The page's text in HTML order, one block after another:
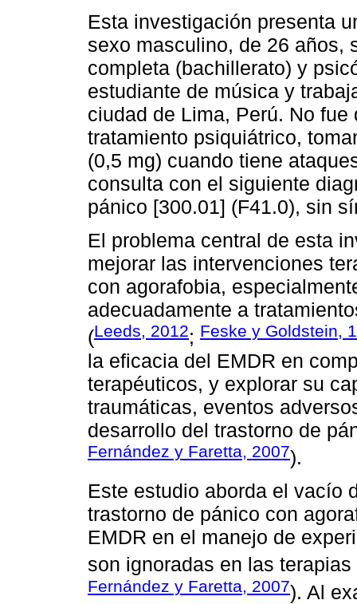
Esta investigación presenta
sexo masculino, de 26 años,
completa (bachillerato) y
estudiante de música y
ciudad de Lima, Perú. No
tratamiento psiquiátrico,
(0,5 mg) cuando tiene
consulta con el siguiente
pánico [300.01] (F41.0), sin
El problema central de esta
mejorar las intervenciones
con agorafobia,
adecuadamente a
(Leeds, 2012; Feske y Goldstein,
la eficacia del EMDR en
terapéuticos, y explorar su
traumáticas, eventos
desarrollo del trastorno de
Fernández y Faretta, 2007).
Este estudio aborda el vacío
trastorno de pánico con
EMDR en el manejo de
son ignoradas en las
Fernández y Faretta, 2007). Al